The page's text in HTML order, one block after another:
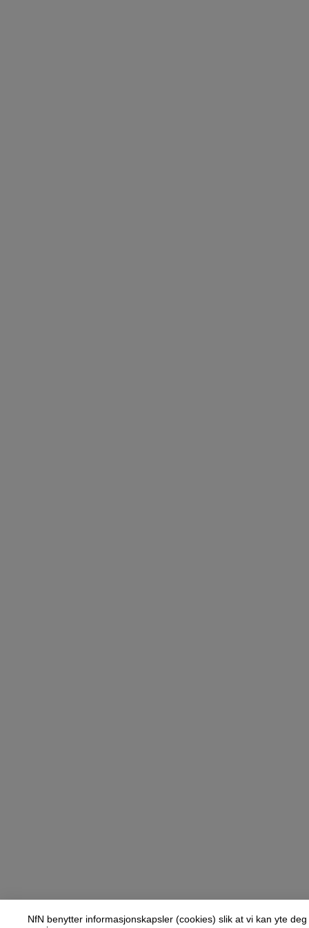
NfN benytter informasjonskapsler (cookies) slik at vi kan yte